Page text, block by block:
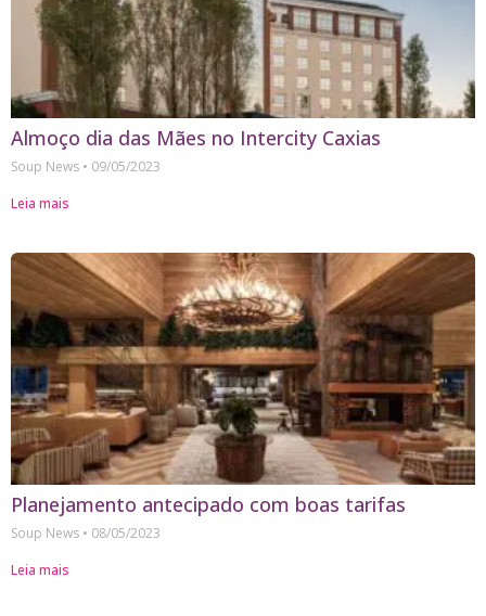
Almoço dia das Mães no Intercity Caxias
Soup News
09/05/2023
Leia mais
Planejamento antecipado com boas tarifas
Soup News
08/05/2023
Leia mais